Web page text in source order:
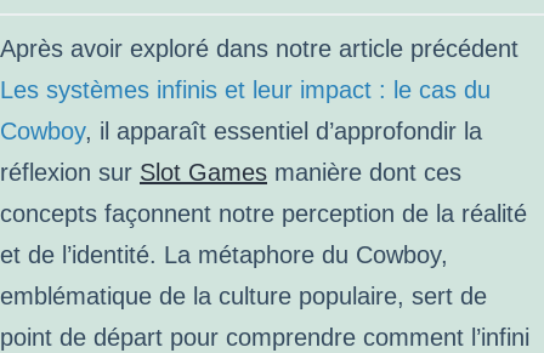
Après avoir exploré dans notre article précédent
Les systèmes infinis et leur impact : le cas du
Cowboy, il apparaît essentiel d’approfondir la
réflexion sur Slot Games manière dont ces
concepts façonnent notre perception de la réalité
et de l’identité. La métaphore du Cowboy,
emblématique de la culture populaire, sert de
point de départ pour comprendre comment l’infini